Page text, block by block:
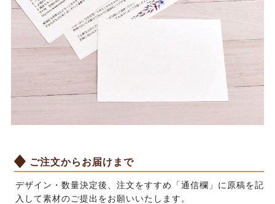
ご注文からお届けまで
デザイン・数量決定後、注文をすすめ「通信欄」に原稿を記
入して素材のご提出をお願いいたします。